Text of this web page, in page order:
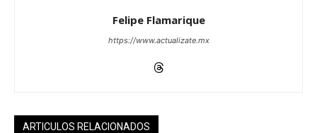
Felipe Flamarique
https://www.actualizate.mx
ARTICULOS RELACIONADOS